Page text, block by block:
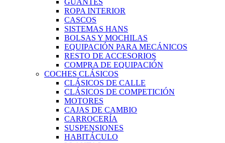
GUANTES
ROPA INTERIOR
CASCOS
SISTEMAS HANS
BOLSAS Y MOCHILAS
EQUIPACIÓN PARA MECÁNICOS
RESTO DE ACCESORIOS
COMPRA DE EQUIPACIÓN
COCHES CLÁSICOS
CLÁSICOS DE CALLE
CLÁSICOS DE COMPETICIÓN
MOTORES
CAJAS DE CAMBIO
CARROCERÍA
SUSPENSIONES
HABITÁCULO